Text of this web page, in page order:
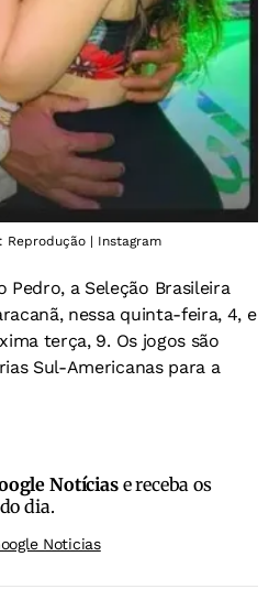
Reprodução | Instagram
Pedro, a Seleção Brasileira
nessa quinta-feira, 4, e
terça, 9. Os jogos são
Sul-Americanas para a
Notíciase receba os
dia.
Noticias